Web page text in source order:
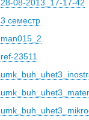
28-08-2013_17-17-42
3 семестр
man015_2
ref-23511